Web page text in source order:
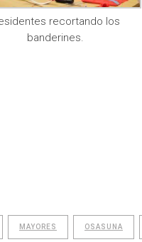
recortando los
banderines.
MAYORES OSASUNA